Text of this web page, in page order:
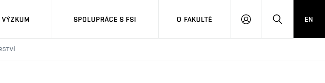
SPOLUPRÁCE S FSI O FAKULTĚ
PŘIHLÁŠENÍHLEDAT
EN